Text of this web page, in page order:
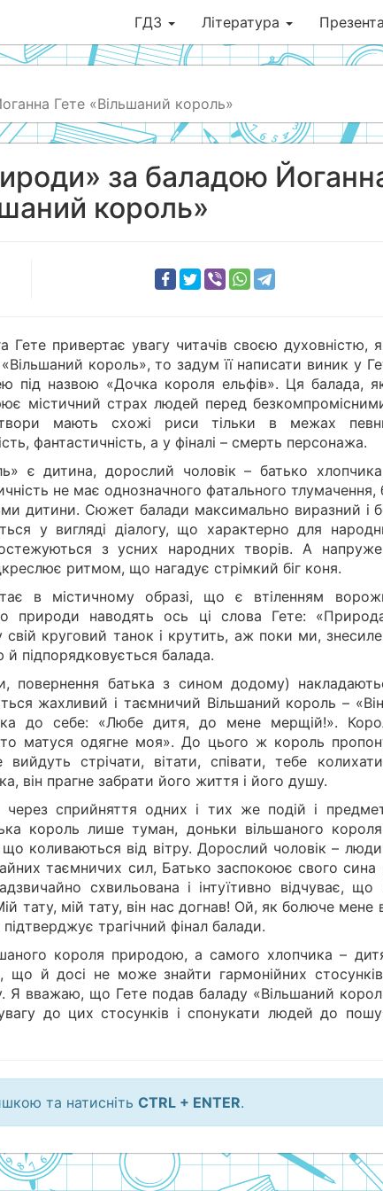
ГДЗ Література
Гете «Вільшаний король»
за баладою
король»
Гете привертає увагу читачів своєю духовністю,
король», то задум її написати виник у
під назвою «Дочка короля ельфів». Ця балада,
містичний страх людей перед
мають схожі риси тільки в межах
фантастичність, а у фіналі – смерть персонажа.
є дитина, дорослий чоловік – батько хлопчика
не має однозначного фатального тлумачення,
дитини. Сюжет балади максимально виразний і
у вигляді діалогу, що характерно для
з усних народних творів. А
ритмом, що нагадує стрімкий біг коня.
в містичному образі, що є втіленням
наводять ось ці слова Гете:
круговий танок і крутить, аж поки ми,
підпорядковується балада.
повернення батька з сином додому)
жахливий і таємничий Вільшаний король –
до себе: «Любе дитя, до мене мерщій!».
матуся одягне моя». До цього ж король
стрічати, вітати, співати, тебе
він прагне забрати його життя і його душу.
сприйняття одних і тих же подій і
король лише туман, доньки вільшаного
коливаються від вітру. Дорослий чоловік –
таємничих сил, Батько заспокоює свого сина
схвильована і інтуїтивно відчуває, що
тату, мій тату, він нас догнав! Ой, як болюче мене
трагічний фінал балади.
короля природою, а самого хлопчика –
й досі не може знайти гармонійних
вважаю, що Гете подав баладу «Вільшаний
до цих стосунків і спонукати людей до
та натисніть CTRL + ENTER.